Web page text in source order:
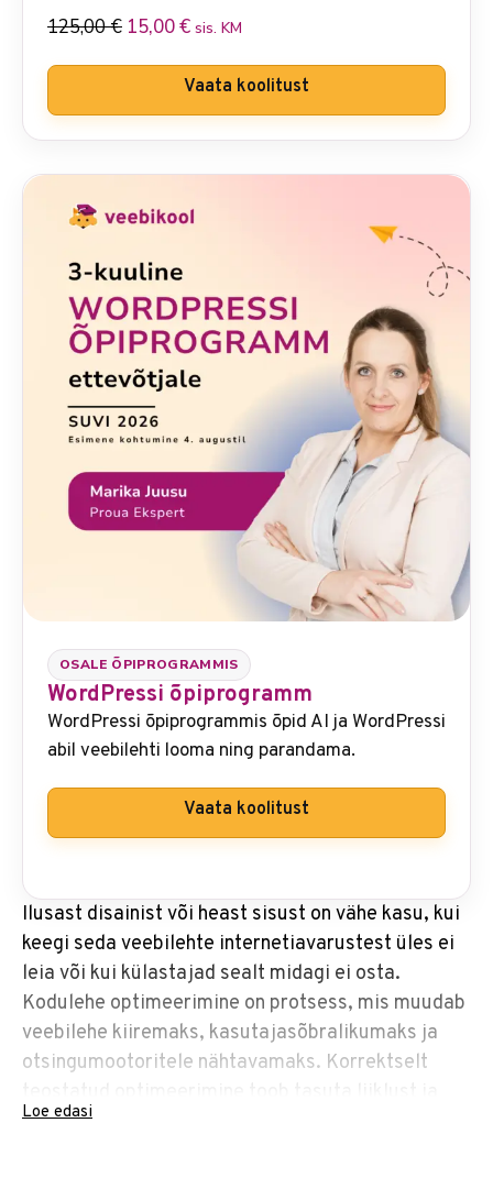
125,00€ 15,00€ sis. KM
Vaata koolitust
OSALE ÕPIPROGRAMMIS
WordPressi õpiprogramm
WordPressi õpiprogrammis õpid AI ja WordPressi
abil veebilehti looma ning parandama.
Vaata koolitust
Ilusast disainist või heast sisust on vähe kasu, kui
keegi seda veebilehte internetiavarustest üles ei
leia või kui külastajad sealt midagi ei osta.
Kodulehe optimeerimine on protsess, mis muudab
veebilehe kiiremaks, kasutajasõbralikumaks ja
otsingumootoritele nähtavamaks. Korrektselt
kasvatab käivet, olles üks tasuvamaid pikaajalisi
Loe edasi